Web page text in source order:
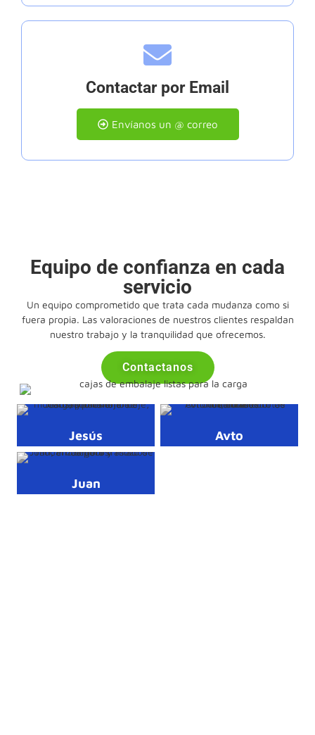
Contactar por Email
Envíanos un @ correo
Equipo de confianza en cada
servicio
Un equipo comprometido que trata cada mudanza como si
fuera propia. Las valoraciones de nuestros clientes respaldan
nuestro trabajo y la tranquilidad que ofrecemos.
Contactanos
Jesús Avto
Juan